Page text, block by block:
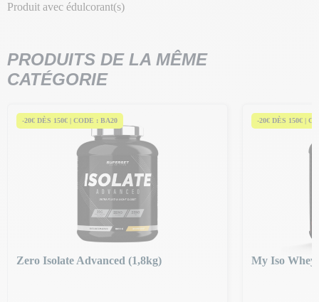
Produit avec édulcorant(s)
PRODUITS DE LA MÊME
CATÉGORIE
-20€ DÈS 150€ | CODE : BA20
Zero Isolate Advanced (1,8kg)
-20€ DÈS 150€ |
My Iso Whey